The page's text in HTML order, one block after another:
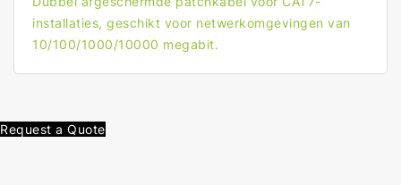
installaties, geschikt voor netwerkomgevingen van
10/100/1000/10000 megabit.
Request a Quote